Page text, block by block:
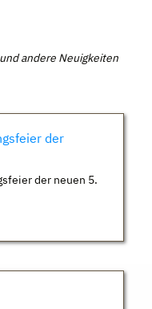
andere Neuigkeiten
der
der neuen 5.